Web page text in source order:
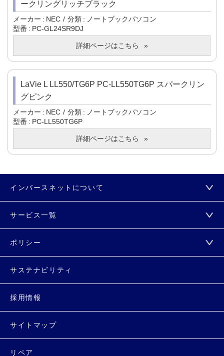
ークリングリッチブラック
メーカー NEC 分類
ノートブックパソコン
型番
PC-GL24SR9DJ
詳細ページはこちら
LaVie L LL550/TG6P PC-LL550TG6P スパークリン
グピンク
メーカー NEC 分類
ノートブックパソコン
型番
PC-LL550TG6P
詳細ページはこちら
インバースネットについて
サービス一覧
ポリシー
サステナビリティ
採用情報
サイトマップ
リペア